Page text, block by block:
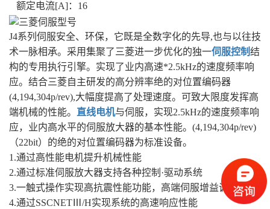
额定电流[A]：16
J4系列伺服安全、环保，它既是全数字化的先导,也与以往技
术一脉相承。采用集聚了三菱进一步优化的独一伺服控制结
构的专用执行引擎。实现了业内高速*2.5kHz的速度频率响
应。结合三菱自主研发的高分辨率绝的对位置编码器
(4,194,304p/rev),大幅度提高了处理速度。可致大限度发挥高
端机械的性能。 直线电机与伺服，实现2.5kHz的速度频率响
应，业内高水平的伺服放大器的基本性能。(4,194,304p/rev)
（22bit）的绝的对位置编码器为标准设备。
1.通过高性能电机提升机械性能
2.通过标准伺服放大器支持各种控制·驱动系统
3.一触式操作实现高抗震性能功能，高端伺服增益调整功能
4.通过SSCNETⅢ/H实现系统的高速响应性能